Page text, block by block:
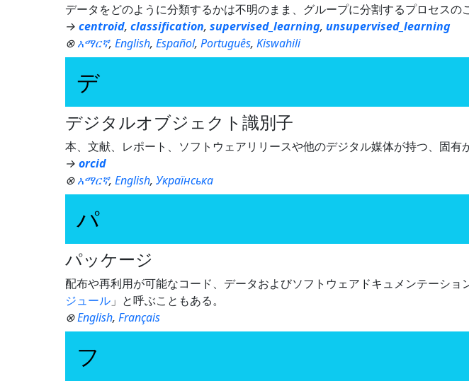
データをどのように分類するかは不明のまま、グループに分割するプロセスのこ
→ centroid, classification, supervised_learning, unsupervised_learning
⊗አማርኛ, English, Español, Português, Kiswahili
デ
デジタルオブジェクト識別子
本、文献、レポート、ソフトウェアリリースや他のデジタル媒体が持つ、固有
→ orcid
⊗አማርኛ, English, Українська
パ
パッケージ
配布や再利用が可能なコード、データおよびソフトウェアドキュメンテーシ
ジュール」と呼ぶこともある。
⊗English, Français
フ